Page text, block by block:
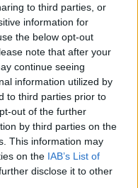
to third parties, or
information for
the below opt-out
note that after your
continue seeing
information utilized by
to third parties prior to
out of the further
by third parties on the
This information may
on the IAB’s List of
disclose it to other
για τις
διαπλάτυνση του
για τα αίτια θανάτου του